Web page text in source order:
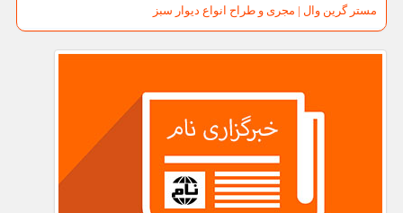
مستر گرین وال | مجری و طراح انواع دیوار سبز